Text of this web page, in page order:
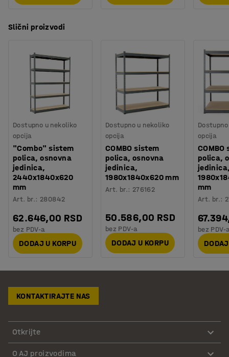
Slični proizvodi
Dostupno u nekoliko
opcija
"Combo" sistem
polica, osnovna
jedinica,
2440x1840x620
mm
Art. br.: 280842
62.646,00 RSD
bez PDV-a
DODAJ U KORPU
Dostupno u nekoliko
opcija
COMBO sistem
polica, osnovna
jedinica,
1980x1840x620 mm
Art. br.: 276162
50.586,00 RSD
bez PDV-a
DODAJ U KORPU
opcija
polica,
mm
Art. br.:
bez PDV-
KONTAKTIRAJTE NAS
Otkrijte
O AJ proizvodima